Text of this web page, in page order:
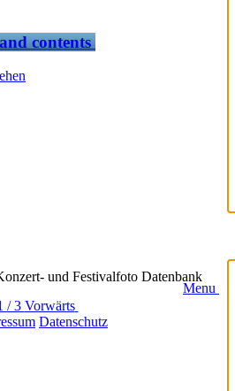
contents
und Festivalfoto Datenbank
Menu
/ 3 Vorwärts
Datenschutz